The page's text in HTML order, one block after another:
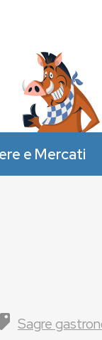
e Mercati
Sagre